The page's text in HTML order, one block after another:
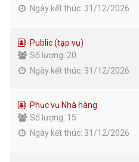
Ngày kết thúc: 31/12/2026
Public (tạp vụ)
Số lượng: 20
Ngày kết thúc: 31/12/2026
Phục vụ Nhà hàng
Số lượng: 15
Ngày kết thúc: 31/12/2026